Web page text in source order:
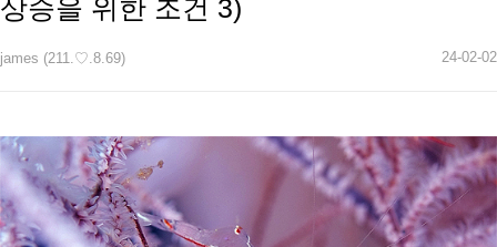
상승을 위한 조건 3)
james (211.♡.8.69) 24-02-02